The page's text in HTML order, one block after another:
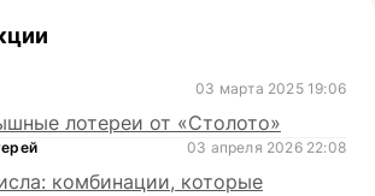
03 марта 2025 19:06
лотереи от «Столото»
03 апреля 2026 22:08
комбинации, которые